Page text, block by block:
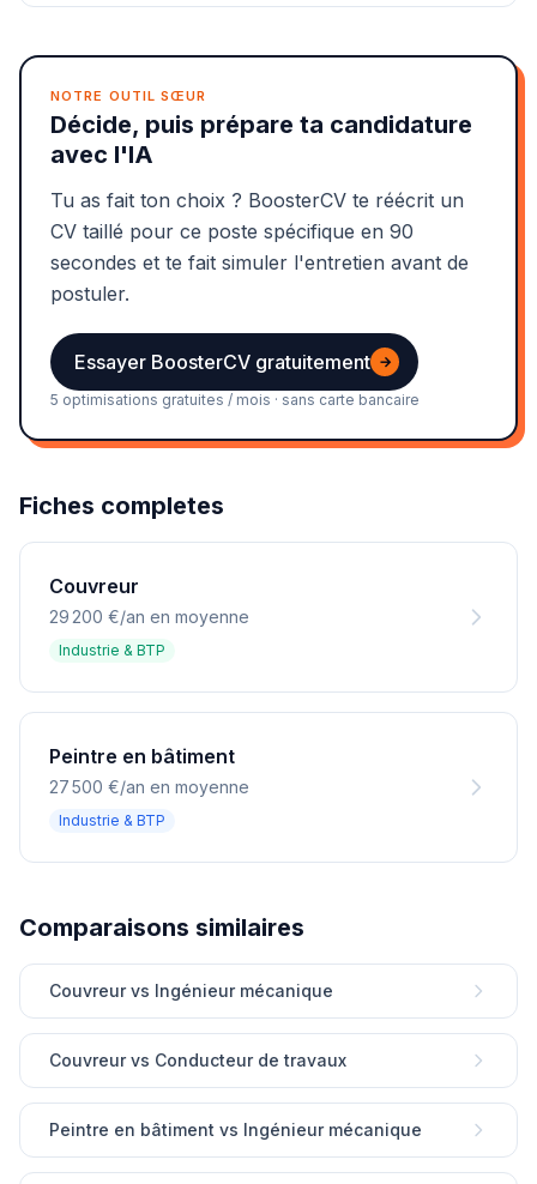
NOTRE OUTIL SŒUR
Décide, puis prépare ta candidature
avec l'IA
Tu as fait ton choix ? BoosterCV te réécrit un
CV taillé pour ce poste spécifique en 90
secondes et te fait simuler l'entretien avant de
postuler.
Essayer BoosterCV gratuitement →
5 optimisations gratuites / mois · sans carte bancaire
Fiches completes
Couvreur
29 200 €/an en moyenne
Industrie & BTP
Peintre en bâtiment
27 500 €/an en moyenne
Industrie & BTP
Comparaisons similaires
Couvreur vs Ingénieur mécanique
Couvreur vs Conducteur de travaux
Peintre en bâtiment vs Ingénieur mécanique